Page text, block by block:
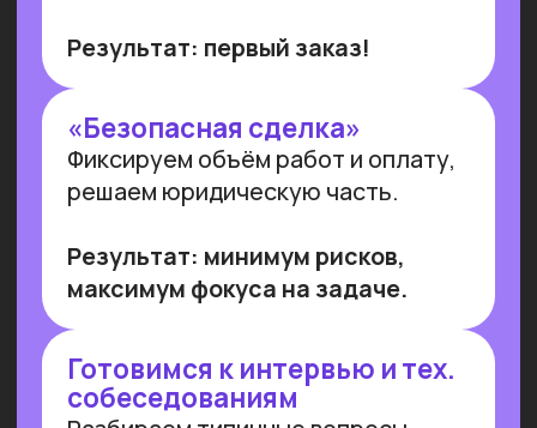
ИССЛЕДОВАНИЯ ПО ИИ
СОВМЕСТНО С ЛУЧШИМИ
ВУЗАМИ СТРАНЫ